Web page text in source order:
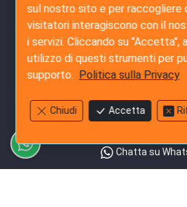
Servizi di
Indagine sul
Audit Dettagliato di
Audit Sociale
Chatta su
sul nostro sito e per raccogliere
visitatori interagiscono con il
i servizi. Cliccando su "Accetta",
utilizzo di questi strumenti per
supporto. Politica sulla Privacy
Chiudi Accetta